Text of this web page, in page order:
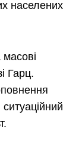
населених
масові
Гарц.